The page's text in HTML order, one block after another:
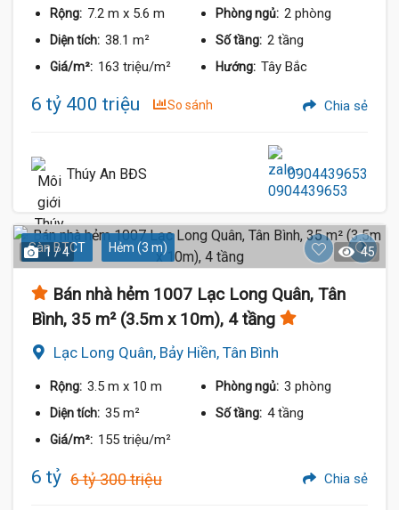
Rộng: 7.2 m x 5.6 m Phòng ngủ: 2 phòng
Diện tích: 38.1 m² Số tầng: 2 tầng
Giá/m²: 163 triệu/m² Hướng: Tây Bắc
6 tỷ 400 triệu So sánh Chia sẻ
Thúy An BĐS 0904439653
Sàn BTCT Hẻm (3 m)
1 / 4 45
Bán nhà hẻm 1007 Lạc Long Quân, Tân
Bình, 35 m² (3.5m x 10m), 4 tầng
Lạc Long Quân, Bảy Hiền, Tân Bình
Rộng: 3.5 m x 10 m Phòng ngủ: 3 phòng
Diện tích: 35 m² Số tầng: 4 tầng
Giá/m²: 155 triệu/m²
6 tỷ 6 tỷ 300 triệu Chia sẻ